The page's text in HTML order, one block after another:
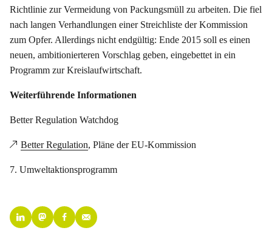
Richtlinie zur Vermeidung von Packungsmüll zu arbeiten. Die fiel
nach langen Verhandlungen einer Streichliste der Kommission
zum Opfer. Allerdings nicht endgültig: Ende 2015 soll es einen
neuen, ambitionierteren Vorschlag geben, eingebettet in ein
Programm zur Kreislaufwirtschaft.
Weiterführende Informationen
Better Regulation Watchdog
Better Regulation, Pläne der EU-Kommission
7. Umweltaktionsprogramm